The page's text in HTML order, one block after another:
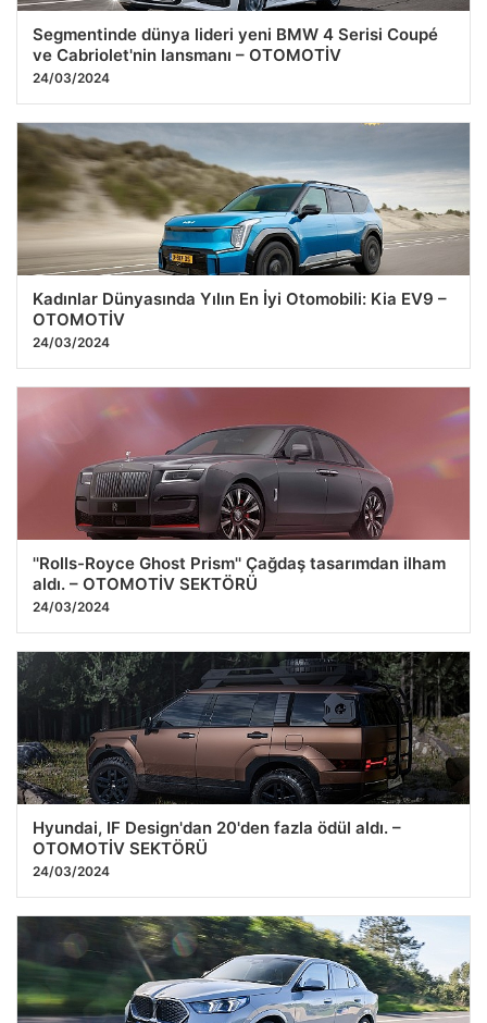
Segmentinde dünya lideri yeni BMW 4 Serisi Coupé
ve Cabriolet'nin lansmanı – OTOMOTİV
24/03/2024
Kadınlar Dünyasında Yılın En İyi Otomobili: Kia EV9 –
OTOMOTİV
24/03/2024
''Rolls-Royce Ghost Prism'' Çağdaş tasarımdan ilham
aldı. – OTOMOTİV SEKTÖRÜ
24/03/2024
Hyundai, IF Design'dan 20'den fazla ödül aldı. –
OTOMOTİV SEKTÖRÜ
24/03/2024